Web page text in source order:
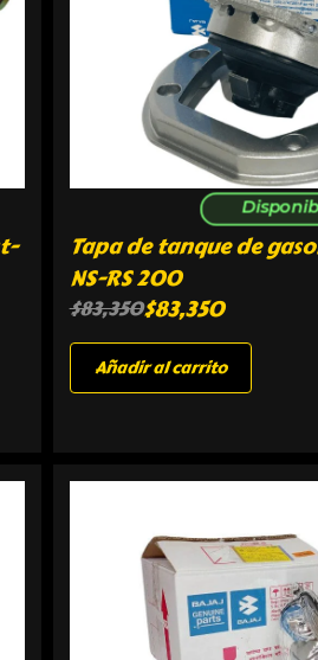
Tapa de tanque de
NS-RS 200
$83,350$83,350
Añadir al carrito